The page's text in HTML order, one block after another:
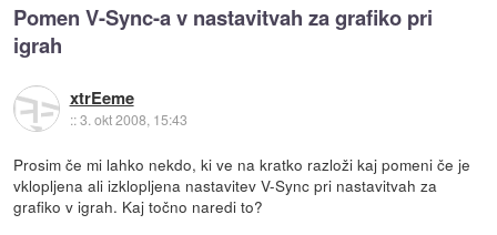
Pomen V-Sync-a v nastavitvah za grafiko pri
igrah
xtrEeme
::3. okt 2008, 15:43
Prosim če mi lahko nekdo, ki ve na kratko razloži kaj pomeni če je
vklopljena ali izklopljena nastavitev V-Sync pri nastavitvah za
grafiko v igrah. Kaj točno naredi to?